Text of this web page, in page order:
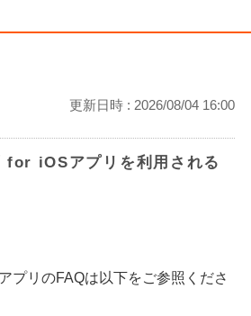
更新日時 : 2026/08/04 16:00
for iOSアプリを利用される
プリのFAQは以下をご参照くださ